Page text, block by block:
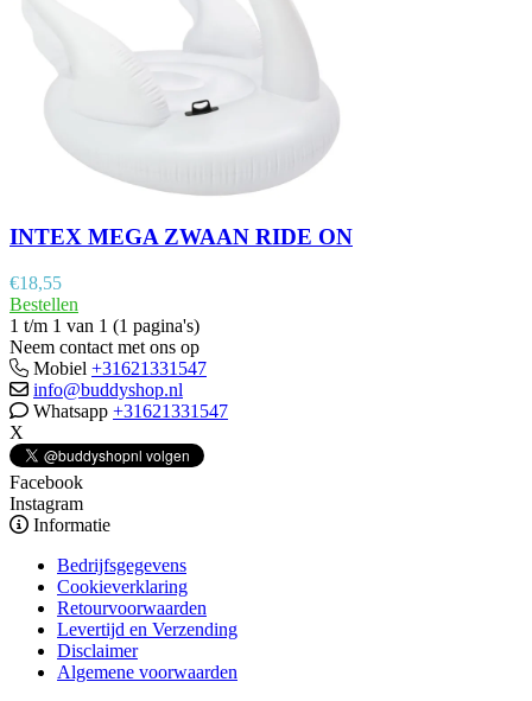
INTEX MEGA ZWAAN RIDE ON
€18,55
Bestellen
1 t/m 1 van 1 (1 pagina's)
Neem contact met ons op
Mobiel +31621331547
info@buddyshop.nl
Whatsapp +31621331547
X
Facebook
Instagram
Informatie
Bedrijfsgegevens
Cookieverklaring
Retourvoorwaarden
Levertijd en Verzending
Disclaimer
Algemene voorwaarden